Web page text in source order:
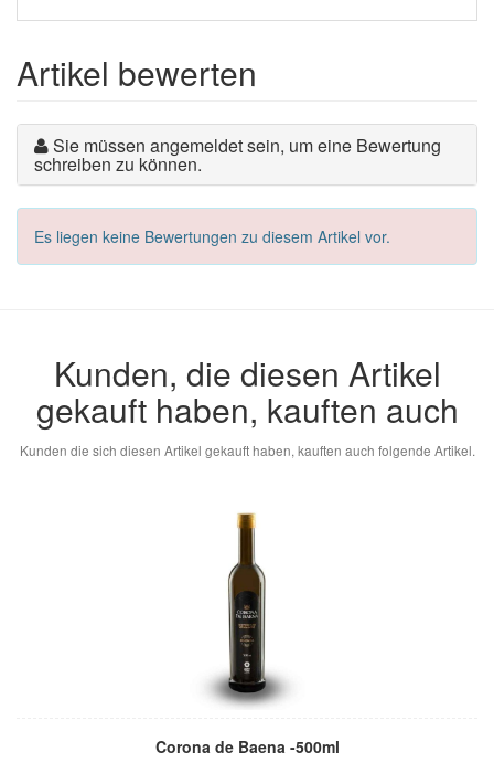
Artikel bewerten
Sie müssen angemeldet sein, um eine Bewertung
schreiben zu können.
Es liegen keine Bewertungen zu diesem Artikel vor.
Kunden, die diesen Artikel
gekauft haben, kauften auch
Kunden die sich diesen Artikel gekauft haben, kauften auch folgende Artikel.
Corona de Baena -500ml